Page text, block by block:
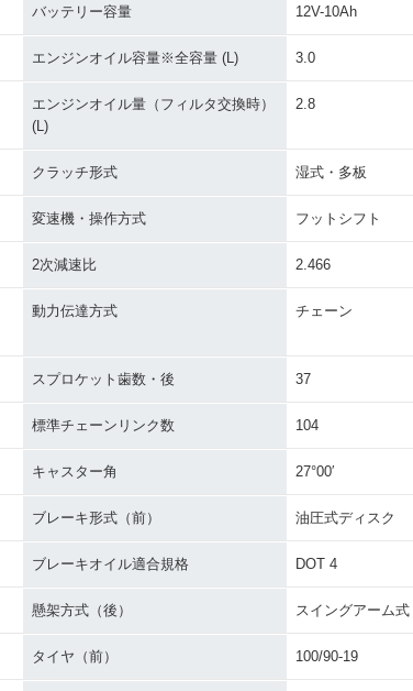
バッテリー容量 12V-10Ah
エンジンオイル容量※全容量 (L) 3.0
エンジンオイル量（フィルタ交換時）
(L)
2.8
クラッチ形式 湿式・多板
変速機・操作方式 フットシフト
2次減速比 2.466
動力伝達方式 チェーン
スプロケット歯数・後 37
標準チェーンリンク数 104
キャスター角 27°00′
ブレーキ形式（前） 油圧式ディスク
ブレーキオイル適合規格 DOT 4
懸架方式（後） スイングアーム式
タイヤ（前） 100/90-19